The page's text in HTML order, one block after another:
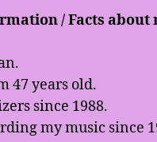
/ Facts about
47 years old.
since 1988.
my music since